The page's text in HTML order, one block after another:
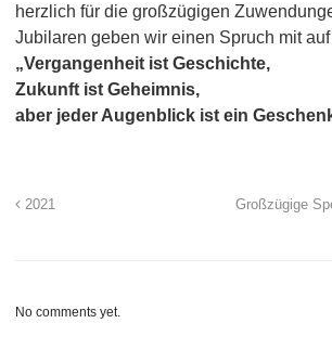
herzlich für die großzügigen
Jubilaren geben wir einen Spruch mit
„Vergangenheit ist Geschichte,
Zukunft ist Geheimnis,
aber jeder Augenblick ist ein
2021 Großzügige
No comments yet.